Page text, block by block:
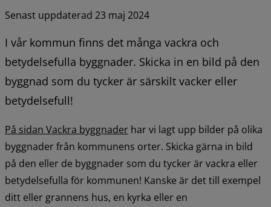
Senast uppdaterad 23 maj 2024
I vår kommun finns det många vackra och
betydelsefulla byggnader. Skicka in en bild på den
byggnad som du tycker är särskilt vacker eller
betydelsefull!
På sidan Vackra byggnader har vi lagt upp bilder på olika
byggnader från kommunens orter. Skicka gärna in bild
på den eller de byggnader som du tycker är vackra eller
betydelsefulla för kommunen! Kanske är det till exempel
ditt eller grannens hus, en kyrka eller en